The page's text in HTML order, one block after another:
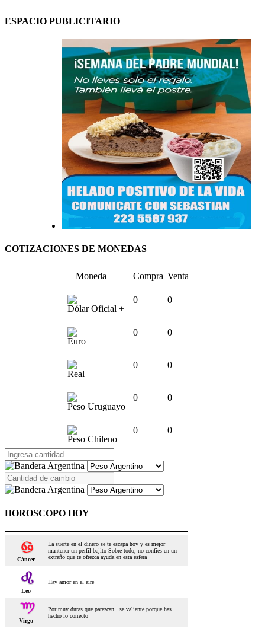
ESPACIO PUBLICITARIO
COTIZACIONES DE MONEDAS
Moneda Compra Venta
Dólar Oficial +
0 0
Euro
0 0
Real
0 0
Peso Uruguayo
0 0
Peso Chileno
0 0
HOROSCOPO HOY